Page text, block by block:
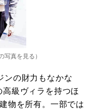
写真を見る ）
ンの財力もなかな
級ヴィラを持つほ
物を所有。一部では